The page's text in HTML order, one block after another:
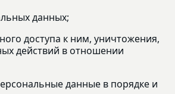
данных;
доступа к ним, уничтожения,
действий в отношении
данные в порядке и